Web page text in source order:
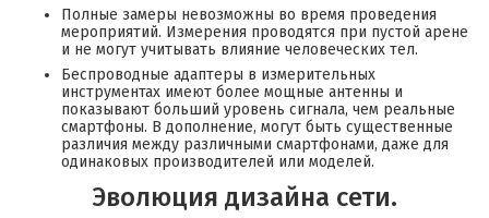
Полные замеры невозможны во время проведения
мероприятий. Измерения проводятся при пустой арене
и не могут учитывать влияние человеческих тел.
Беспроводные адаптеры в измерительных
инструментах имеют более мощные антенны и
показывают больший уровень сигнала, чем реальные
смартфоны. В дополнение, могут быть существенные
различия между различными смартфонами, даже для
одинаковых производителей или моделей.
Эволюция дизайна сети.